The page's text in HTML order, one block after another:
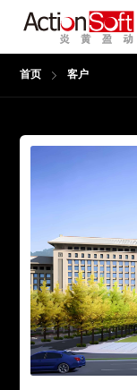
首页 客户